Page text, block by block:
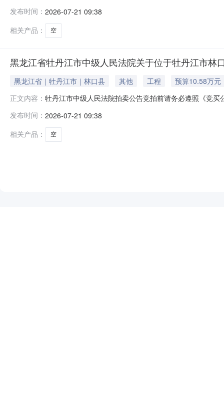
外）在牡丹江市中级人民法院拍卖网络平台上进行公开
发布时间： 2026-07-21 09:38
相关产品：
空
黑龙江省牡丹江市中级人民法院关于位于牡丹江市
黑龙江省｜牡丹江市｜林口县 其他 工程
预算10.58万元
正文内容： 牡丹江市中级人民法院拍卖公告竞拍前请务必遵照《竞
外）在牡丹江市中级人民法院拍卖网络平台上进行公开
发布时间： 2026-07-21 09:38
相关产品：
空